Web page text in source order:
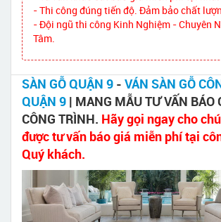
- Thi công đúng tiến độ. Đảm bảo chất
- Đội ngũ thi công Kinh Nghiệm - Chuyên
Tâm.
SÀN GỖ QUẬN 9 - VÁN SÀN GỖ
QUẬN 9 | MANG MẪU TƯ VẤN BÁO
CÔNG TRÌNH. Hãy gọi ngay cho
được tư vấn báo giá miễn phí tại
Quý khách.